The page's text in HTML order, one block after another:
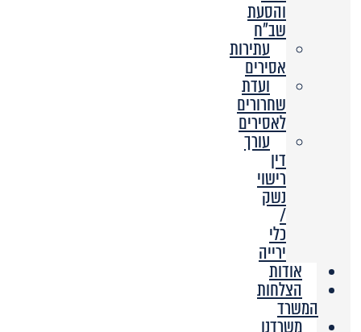
והסעת
שב”ח
עתירות
אסירים
ועדת
שחרורים
לאסירים
עורך
דין
רישוי
נשק
/
כלי
ירייה
אודות
הצלחות
המשרד
משרדנו